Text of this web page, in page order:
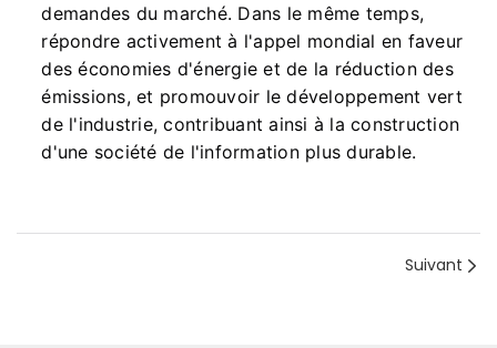
demandes du marché. Dans le même temps,
répondre activement à l'appel mondial en faveur
des économies d'énergie et de la réduction des
émissions, et promouvoir le développement vert
de l'industrie, contribuant ainsi à la construction
d'une société de l'information plus durable.
Suivant